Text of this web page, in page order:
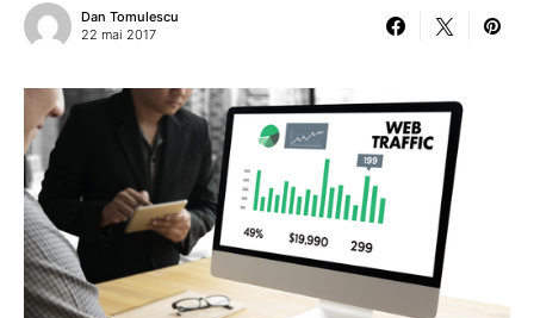
Dan Tomulescu
22 mai 2017